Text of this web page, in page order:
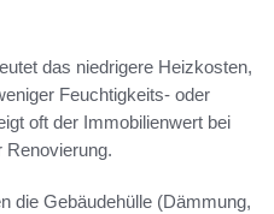
das niedrigere Heizkosten,
Feuchtigkeits- oder
oft der Immobilienwert bei
Renovierung.
die Gebäudehülle (Dämmung,